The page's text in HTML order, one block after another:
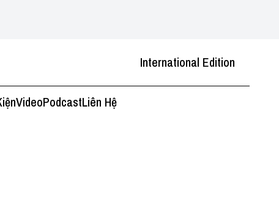
International Edition
VideoPodcastLiên Hệ